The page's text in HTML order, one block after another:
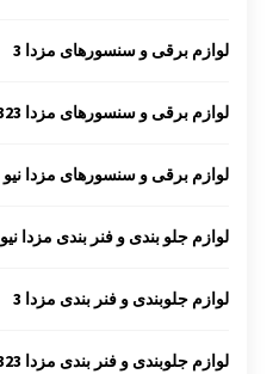
لوازم برقی و سنسورهای مزدا 3
لوازم برقی و سنسورهای مزدا 323
لوازم برقی و سنسورهای مزدا نیو
لوازم جلو بندی و فنر بندی مزدا نیو
لوازم جلوبندی و فنر بندی مزدا 3
لوازم جلوبندی و فنر بندی مزدا 323